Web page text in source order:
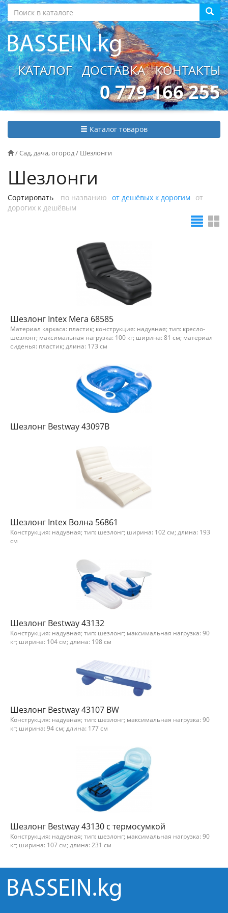
КАТАЛОГ ДОСТАВКА КОНТАКТЫ
0 779 166 255
Каталог товаров
/Сад, дача, огород/ Шезлонги
Шезлонги
Сортировать по названию от дешёвых к дорогим
от
дорогих к дешёвым
Шезлонг Intex Мега 68585
Материал каркаса: пластик; конструкция: надувная; тип: кресло-
шезлонг; максимальная нагрузка: 100 кг; ширина: 81 см; материал
сиденья: пластик; длина: 173 см
Шезлонг Bestway 43097В
Шезлонг Intex Волна 56861
Конструкция: надувная; тип: шезлонг; ширина: 102 см; длина: 193
см
Шезлонг Bestway 43132
Конструкция: надувная; тип: шезлонг; максимальная нагрузка: 90
кг; ширина: 104 см; длина: 198 см
Шезлонг Bestway 43107 BW
Конструкция: надувная; тип: шезлонг; максимальная нагрузка: 90
кг; ширина: 94 см; длина: 177 см
Шезлонг Bestway 43130 с термосумкой
Конструкция: надувная; тип: шезлонг; максимальная нагрузка: 90
кг; ширина: 107 см; длина: 231 см